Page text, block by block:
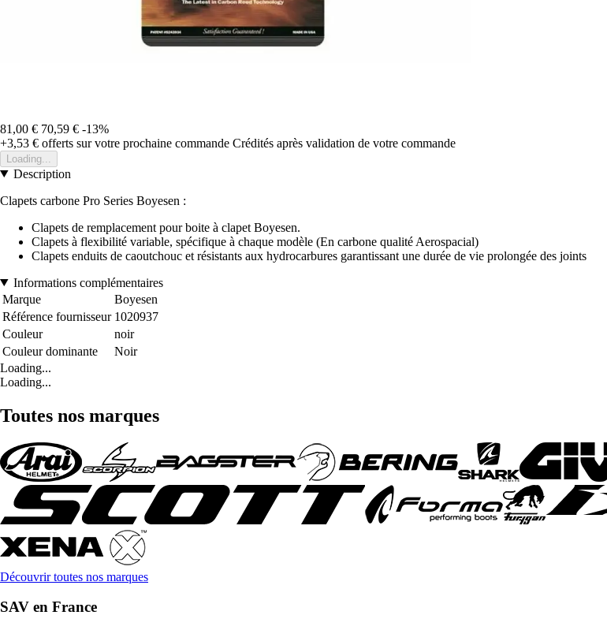
81,00 € 70,59 € -13%
+3,53 € offerts sur votre prochaine commande Crédités après validation de votre commande
Loading...
Description
Clapets carbone Pro Series Boyesen :
Clapets de remplacement pour boite à clapet Boyesen.
Clapets à flexibilité variable, spécifique à chaque modèle (En carbone qualité Aerospacial)
Clapets enduits de caoutchouc et résistants aux hydrocarbures garantissant une durée de vie prolongée des joints
Informations complémentaires
Marque
Boyesen
Référence fournisseur 1020937
Couleur
noir
Couleur dominante
Noir
Loading...
Loading...
Toutes nos marques
Découvrir toutes nos marques
SAV en France